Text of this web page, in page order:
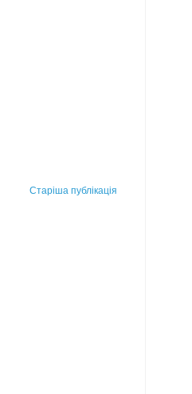
Старіша публікація